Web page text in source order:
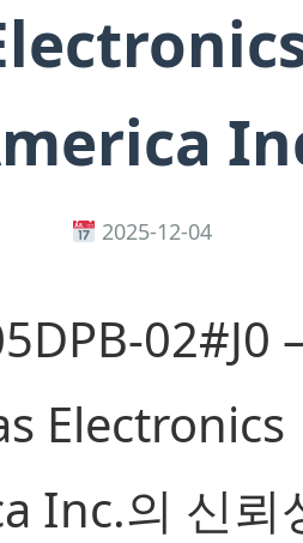
2025-12-04
Electronics
Inc.의 신뢰